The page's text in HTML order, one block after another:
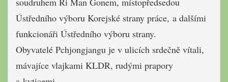
Ústředního výboru Korejské strany práce, a dalšími
funkcionáři Ústředního výboru strany.
Obyvatelé Pchjongjangu je v ulicích srdečně vítali,
mávajíce vlajkami KLDR, rudými prapory